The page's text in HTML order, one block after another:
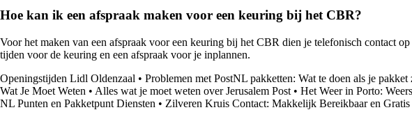
Hoe kan ik een afspraak maken voor een keuring bij het CBR?
Voor het maken van een afspraak voor een keuring bij het CBR dien je telefonisch contact
tijden voor de keuring en een afspraak voor je inplannen.
Openingstijden Lidl Oldenzaal • Problemen met PostNL pakketten: Wat te doen als je
Wat Je Moet Weten • Alles wat je moet weten over Jerusalem Post • Het Weer in Porto:
NL Punten en Pakketpunt Diensten • Zilveren Kruis Contact: Makkelijk Bereikbaar en Gratis